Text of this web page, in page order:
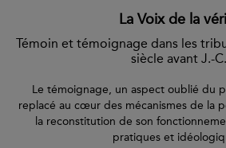
La Voix de la
Témoin et témoignage dans les
siècle avant J.-C.
Le témoignage, un aspect oublié du
replacé au cœur des mécanismes de la
la reconstitution de son
pratiques et